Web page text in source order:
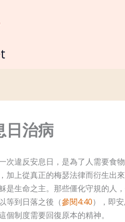
日治病
次違反安息日，是為了人需要食
加上從真正的梅瑟法律而衍生出
是生命之主。那些僵化守規的人
等到日落之後（參閱4:40），即
個制度需要回復原本的精神。